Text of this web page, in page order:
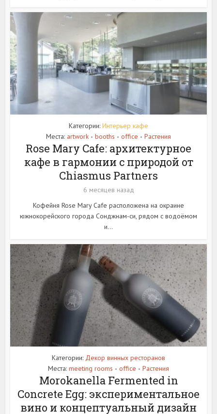
Категории: Интерьер кафе
Места: artwork • booths • office • Растения
Rose Mary Cafe: архитектурное
кафе в гармонии с природой от
Chiasmus Partners
6 месяцев назад
Кофейня Rose Mary Cafe расположена на окраине
южнокорейского города Сонджнам-си, рядом с водоёмом
и...
Категории: Декор винных ресторанов
Места: meeting rooms • office • Растения
Morokanella Fermented in
Concrete Egg: экспериментальное
вино и концептуальный дизайн